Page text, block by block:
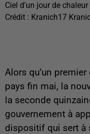
Ciel d'un jour de chaleur
Crédit : Kranich17
Alors qu’un
pays fin mai, la
la seconde
gouvernement à
dispositif qui sert à